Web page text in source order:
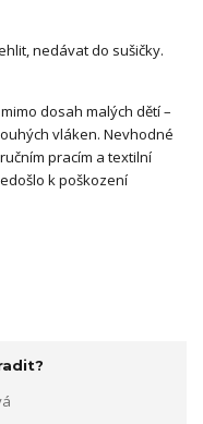
nedávat do sušičky.
dosah malých dětí –
vláken. Nevhodné
pracím a textilní
k poškození